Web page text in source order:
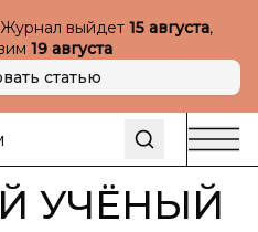
Журнал выйдет 15 августа,
19 августа
статью
УЧЁНЫЙ